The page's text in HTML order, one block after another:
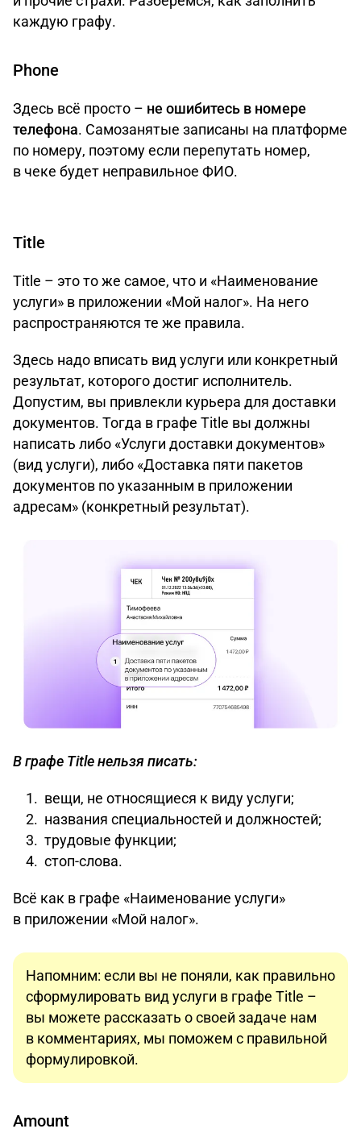
каждую графу.
Phone
Здесь всё просто – не ошибитесь в номере
телефона. Самозанятые записаны на платформе
по номеру, поэтому если перепутать номер,
в чеке будет неправильное ФИО.
Title
Title – это то же самое, что и «Наименование
услуги» в приложении «Мой налог». На него
распространяются те же правила.
Здесь надо вписать вид услуги или конкретный
результат, которого достиг исполнитель.
Допустим, вы привлекли курьера для доставки
документов. Тогда в графе Title вы должны
написать либо «Услуги доставки документов»
(вид услуги), либо «Доставка пяти пакетов
документов по указанным в приложении
адресам» (конкретный результат).
В графе Title нельзя писать:
вещи, не относящиеся к виду услуги;
названия специальностей и должностей;
трудовые функции;
стоп-слова.
Всё как в графе «Наименование услуги»
в приложении «Мой налог».
Напомним: если вы не поняли, как правильно
сформулировать вид услуги в графе Title –
вы можете рассказать о своей задаче нам
в комментариях, мы поможем с правильной
формулировкой.
Amount